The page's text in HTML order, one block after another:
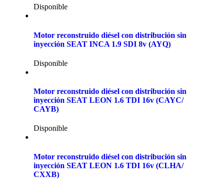
Disponible
Motor reconstruido diésel con distribución sin
inyección SEAT INCA 1.9 SDI 8v (AYQ)
Disponible
Motor reconstruido diésel con distribución sin
inyección SEAT LEON 1.6 TDI 16v (CAYC/
CAYB)
Disponible
Motor reconstruido diésel con distribución sin
inyección SEAT LEON 1.6 TDI 16v (CLHA/
CXXB)